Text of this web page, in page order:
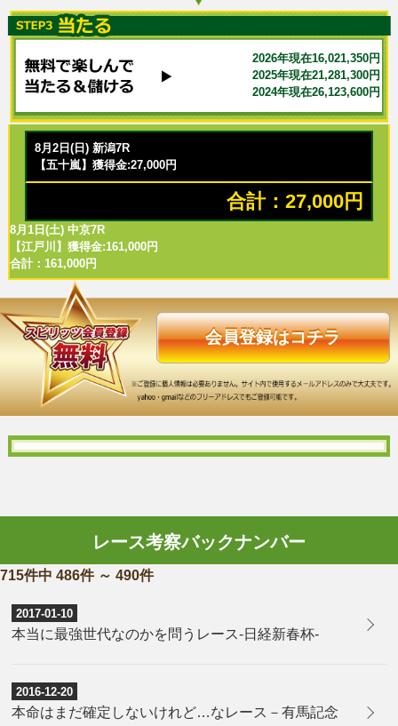
2026年現在16,021,350円
2025年現在21,281,300円
2024年現在26,123,600円
8月2日(日) 新潟7R
【五十嵐】獲得金:27,000円
合計：27,000円
8月1日(土) 中京7R
【江戸川】獲得金:161,000円
合計：161,000円
会員登録はコチラ
レース考察バックナンバー
715件中 486件 ～ 490件
2017-01-10
本当に最強世代なのかを問うレース-日経新春杯-
2016-12-20
本命はまだ確定しないけれど…なレース－有馬記念